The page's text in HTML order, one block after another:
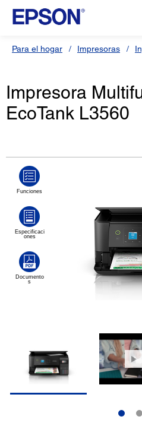
Para el hogar Impresoras
Impresora
EcoTank L3560